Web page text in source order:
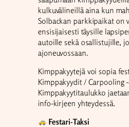
kulkuvälineillä aina kun
Solbackan parkkipaikat on
ensisijaisesti täysille
autoille sekä osallistujille,
ajoneuvossaan.
Kimppakyytejä voi sopia
Kimppakyydit / Carpooling
Kimppakyytitaulukko
info-kirjeen yhteydessä.
Festari-Taksi